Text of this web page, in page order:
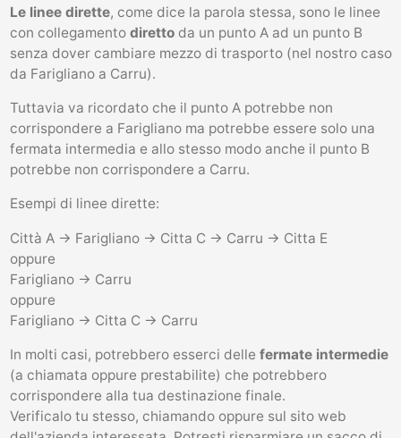
Le linee dirette, come dice la parola stessa, sono le linee
con collegamento direttoda un punto A ad un punto B
senza dover cambiare mezzo di trasporto (nel nostro caso
da Farigliano a Carru).
Tuttavia va ricordato che il punto A potrebbe non
corrispondere a Farigliano ma potrebbe essere solo una
fermata intermedia e allo stesso modo anche il punto B
potrebbe non corrispondere a Carru.
Esempi di linee dirette:
Città A -> Farigliano -> Citta C -> Carru -> Citta E
oppure
Farigliano -> Carru
oppure
Farigliano -> Citta C -> Carru
In molti casi, potrebbero esserci delle fermate intermedie
(a chiamata oppure prestabilite) che potrebbero
corrispondere alla tua destinazione finale.
Verificalo tu stesso, chiamando oppure sul sito web